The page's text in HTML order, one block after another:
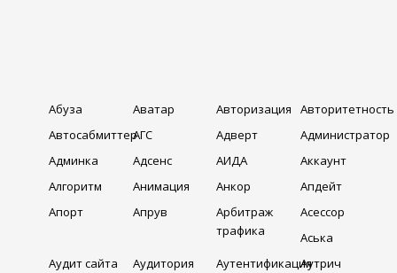
Абуза Аватар Авторизация
Авторитетность
АвтосабмиттерАГС Адверт
Администратор
Админка
Адсенс АИДА
Аккаунт
Алгоритм
Анимация Анкор
Апдейт
Апорт
Апрув
Арбитраж
трафика
Асессор
Аська
Аудит сайта
Аудитория
АутентификацияАутрич